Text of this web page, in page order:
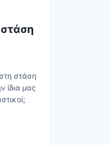
στάση
ίδια μας